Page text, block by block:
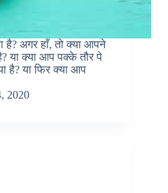
है? अगर हाँ, तो क्या आपने
या क्या आप पक्के तौर पे
है? या फिर क्या आप
2020